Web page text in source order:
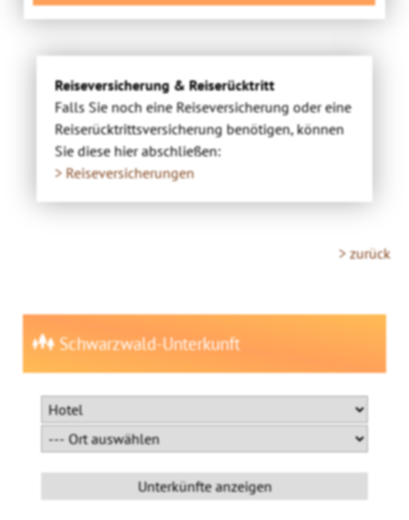
Reiseversicherung & Reiserücktritt
Falls Sie noch eine Reiseversicherung oder eine
Reiserücktrittsversicherung benötigen, können
Sie diese hier abschließen:
> Reiseversicherungen
> zurück
Schwarzwald-Unterkunft